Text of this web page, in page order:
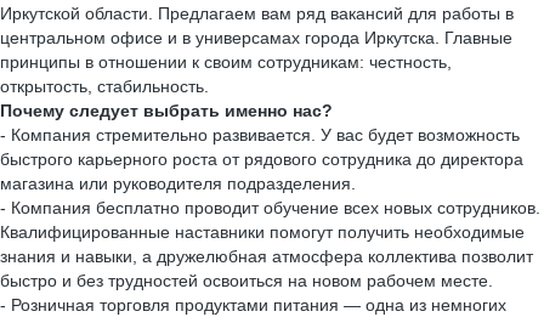
Иркутской области. Предлагаем вам ряд вакансий для работы в
центральном офисе и в универсамах города Иркутска. Главные
принципы в отношении к своим сотрудникам: честность,
открытость, стабильность.
Почему следует выбрать именно нас?
- Компания стремительно развивается. У вас будет возможность
быстрого карьерного роста от рядового сотрудника до директора
магазина или руководителя подразделения.
- Компания бесплатно проводит обучение всех новых сотрудников.
Квалифицированные наставники помогут получить необходимые
знания и навыки, а дружелюбная атмосфера коллектива позволит
быстро и без трудностей освоиться на новом рабочем месте.
- Розничная торговля продуктами питания — одна из немногих